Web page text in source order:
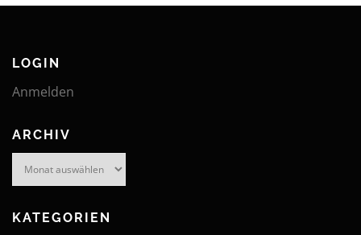
LOGIN
Anmelden
ARCHIV
KATEGORIEN